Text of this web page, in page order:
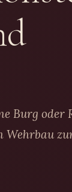
Burg oder
Wehrbau